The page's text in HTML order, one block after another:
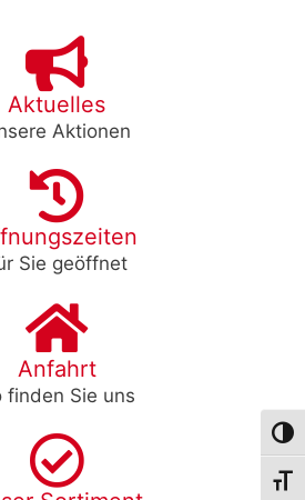
Aktuelles
Aktionen
Sie geöffnet
Anfahrt
finden Sie uns